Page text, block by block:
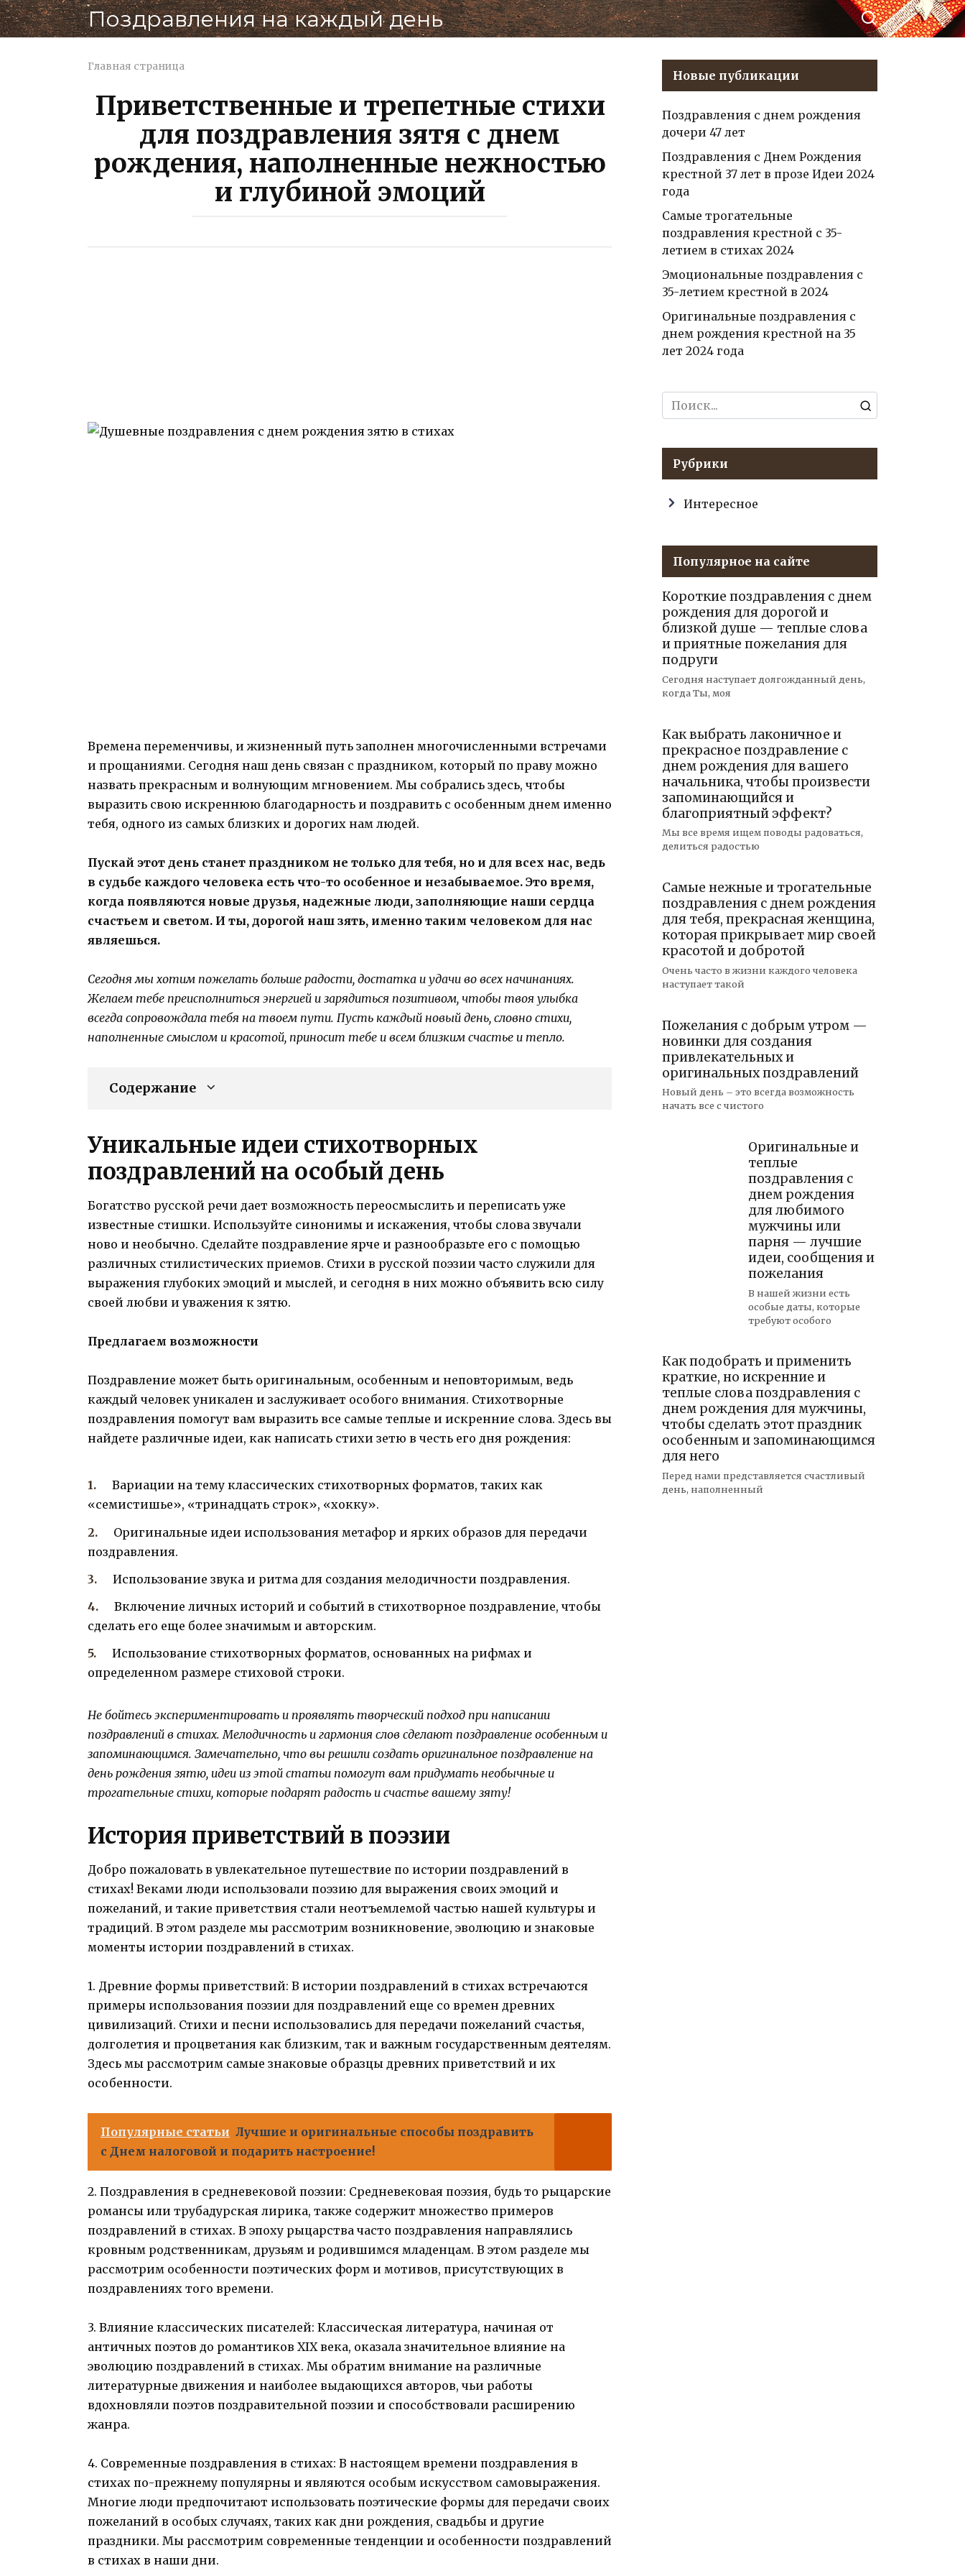
Перейти
к
Поздравления на каждый день
Главная страница
Приветственные и трепетные стихи
для поздравления зятя с днем
рождения, наполненные нежностью
и глубиной эмоций
Времена переменчивы, и жизненный путь заполнен многочисленными встречами
и прощаниями. Сегодня наш день связан с праздником, который по праву можно
назвать прекрасным и волнующим мгновением. Мы собрались здесь, чтобы
выразить свою искреннюю благодарность и поздравить с особенным днем именно
тебя, одного из самых близких и дорогих нам людей.
Пускай этот день станет праздником не только для тебя, но и для всех нас, ведь
в судьбе каждого человека есть что-то особенное и незабываемое. Это время,
когда появляются новые друзья, надежные люди, заполняющие наши сердца
счастьем и светом. И ты, дорогой наш зять, именно таким человеком для нас
являешься.
Сегодня мы хотим пожелать больше радости, достатка и удачи во всех начинаниях.
Желаем тебе преисполниться энергией и зарядиться позитивом, чтобы твоя улыбка
всегда сопровождала тебя на твоем пути. Пусть каждый новый день, словно стихи,
наполненные смыслом и красотой, приносит тебе и всем близким счастье и тепло.
Содержание
Уникальные идеи стихотворных
поздравлений на особый день
Богатство русской речи дает возможность переосмыслить и переписать уже
известные стишки. Используйте синонимы и искажения, чтобы слова звучали
ново и необычно. Сделайте поздравление ярче и разнообразьте его с помощью
различных стилистических приемов. Стихи в русской поэзии часто служили для
выражения глубоких эмоций и мыслей, и сегодня в них можно объявить всю силу
своей любви и уважения к зятю.
Предлагаем возможности
Поздравление может быть оригинальным, особенным и неповторимым, ведь
каждый человек уникален и заслуживает особого внимания. Стихотворные
поздравления помогут вам выразить все самые теплые и искренние слова. Здесь вы
найдете различные идеи, как написать стихи зетю в честь его дня рождения:
Вариации на тему классических стихотворных форматов, таких как
«семистишье», «тринадцать строк», «хокку».
Оригинальные идеи использования метафор и ярких образов для передачи
поздравления.
Использование звука и ритма для создания мелодичности поздравления.
Включение личных историй и событий в стихотворное поздравление, чтобы
сделать его еще более значимым и авторским.
Использование стихотворных форматов, основанных на рифмах и
определенном размере стиховой строки.
Не бойтесь экспериментировать и проявлять творческий подход при написании
поздравлений в стихах. Мелодичность и гармония слов сделают поздравление особенным и
запоминающимся. Замечательно, что вы решили создать оригинальное поздравление на
день рождения зятю, идеи из этой статьи помогут вам придумать необычные и
трогательные стихи, которые подарят радость и счастье вашему зяту!
История приветствий в поэзии
Добро пожаловать в увлекательное путешествие по истории поздравлений в
стихах! Веками люди использовали поэзию для выражения своих эмоций и
пожеланий, и такие приветствия стали неотъемлемой частью нашей культуры и
традиций. В этом разделе мы рассмотрим возникновение, эволюцию и знаковые
моменты истории поздравлений в стихах.
1. Древние формы приветствий: В истории поздравлений в стихах встречаются
примеры использования поэзии для поздравлений еще со времен древних
цивилизаций. Стихи и песни использовались для передачи пожеланий счастья,
долголетия и процветания как близким, так и важным государственным деятелям.
Здесь мы рассмотрим самые знаковые образцы древних приветствий и их
особенности.
Популярные статьи Лучшие и оригинальные способы поздравить
с Днем налоговой и подарить настроение!
2. Поздравления в средневековой поэзии: Средневековая поэзия, будь то рыцарские
романсы или трубадурская лирика, также содержит множество примеров
поздравлений в стихах. В эпоху рыцарства часто поздравления направлялись
кровным родственникам, друзьям и родившимся младенцам. В этом разделе мы
рассмотрим особенности поэтических форм и мотивов, присутствующих в
поздравлениях того времени.
3. Влияние классических писателей: Классическая литература, начиная от
античных поэтов до романтиков XIX века, оказала значительное влияние на
эволюцию поздравлений в стихах. Мы обратим внимание на различные
литературные движения и наиболее выдающихся авторов, чьи работы
вдохновляли поэтов поздравительной поэзии и способствовали расширению
жанра.
4. Современные поздравления в стихах: В настоящем времени поздравления в
стихах по-прежнему популярны и являются особым искусством самовыражения.
Многие люди предпочитают использовать поэтические формы для передачи своих
пожеланий в особых случаях, таких как дни рождения, свадьбы и другие
праздники. Мы рассмотрим современные тенденции и особенности поздравлений
в стихах в наши дни.
Новые публикации
Поздравления с днем рождения
дочери 47 лет
Поздравления с Днем Рождения
крестной 37 лет в прозе Идеи 2024
года
Самые трогательные
поздравления крестной с 35-
летием в стихах 2024
Эмоциональные поздравления с
35-летием крестной в 2024
Оригинальные поздравления с
днем рождения крестной на 35
лет 2024 года
Search
for:
Рубрики
Интересное
Популярное на сайте
Короткие поздравления с днем
рождения для дорогой и
близкой душе — теплые слова
и приятные пожелания для
подруги
Сегодня наступает долгожданный день,
когда Ты, моя
Как выбрать лаконичное и
прекрасное поздравление с
днем рождения для вашего
начальника, чтобы произвести
запоминающийся и
благоприятный эффект?
Мы все время ищем поводы радоваться,
делиться радостью
Самые нежные и трогательные
поздравления с днем рождения
для тебя, прекрасная женщина,
которая прикрывает мир своей
красотой и добротой
Очень часто в жизни каждого человека
наступает такой
Пожелания с добрым утром —
новинки для создания
привлекательных и
оригинальных поздравлений
Новый день – это всегда возможность
начать все с чистого
Оригинальные и
теплые
поздравления с
днем рождения
для любимого
мужчины или
парня — лучшие
идеи, сообщения и
пожелания
В нашей жизни есть
особые даты, которые
требуют особого
Как подобрать и применить
краткие, но искренние и
теплые слова поздравления с
днем рождения для мужчины,
чтобы сделать этот праздник
особенным и запоминающимся
для него
Перед нами представляется счастливый
день, наполненный
Поделиться в
ВКонтакте
Егору, которые
растопят сердце и